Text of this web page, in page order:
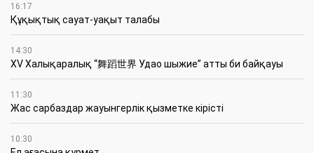
16:17
Құқықтық сауат-уақыт талабы
14:30
XV Халықаралық “舞蹈世界 Удао шыжие” атты би байқауы
11:30
Жас сарбаздар жауынгерлік қызметке кірісті
10:30